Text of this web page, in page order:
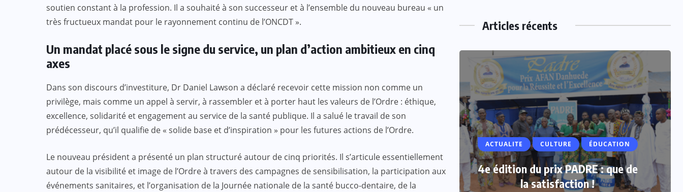
soutien constant à la profession. Il a souhaité à son successeur et à l’ensemble du nouveau bureau « un
très fructueux mandat pour le rayonnement continu de l’ONCDT ».
Un mandat placé sous le signe du service, un plan d’action ambitieux en cinq
axes
Dans son discours d’investiture, Dr Daniel Lawson a déclaré recevoir cette mission non comme un
privilège, mais comme un appel à servir, à rassembler et à porter haut les valeurs de l’Ordre : éthique,
excellence, solidarité et engagement au service de la santé publique. Il a salué le travail de son
prédécesseur, qu’il qualifie de « solide base et d’inspiration » pour les futures actions de l’Ordre.
Le nouveau président a présenté un plan structuré autour de cinq priorités. Il s’articule essentiellement
autour de la visibilité et image de l’Ordre à travers des campagnes de sensibilisation, la participation aux
événements sanitaires, et l’organisation de la Journée nationale de la santé bucco-dentaire, de la
Articles récents
ACTUALITE CULTURE
ECO & FINANCE
“L’Afrique Couture” en ébullition :
l’Adjafi Fashion Day 2025
réinvente la mode avec panache et
patrimoine
Evala 2024 : Une présence
effective du Dr Lidi Bessi Kama
ACTUALITE CULTURE ÉDUCATION
4e édition du prix PADRE : que de
la satisfaction !